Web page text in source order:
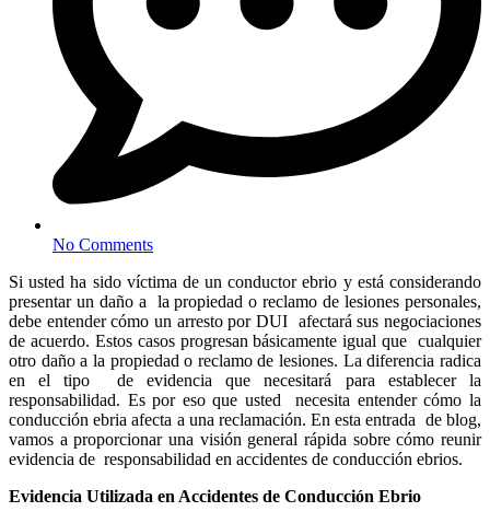
No Comments
Si usted ha sido víctima de un conductor ebrio y está considerando
presentar un daño a la propiedad o reclamo de lesiones personales,
debe entender cómo un arresto por DUI afectará sus negociaciones
de acuerdo. Estos casos progresan básicamente igual que cualquier
otro daño a la propiedad o reclamo de lesiones. La diferencia radica
en el tipo de evidencia que necesitará para establecer la
responsabilidad. Es por eso que usted necesita entender cómo la
conducción ebria afecta a una reclamación. En esta entrada de blog,
vamos a proporcionar una visión general rápida sobre cómo reunir
evidencia de responsabilidad en accidentes de conducción ebrios.
Evidencia Utilizada en Accidentes de Conducción Ebrio